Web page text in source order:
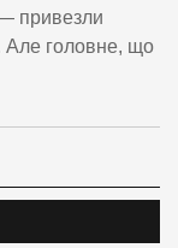
— привезли
Але головне, що